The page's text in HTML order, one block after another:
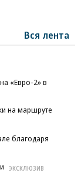
Вся лента
«Евро-2» в
на маршруте
благодаря
ЭКСКЛЮЗИВ